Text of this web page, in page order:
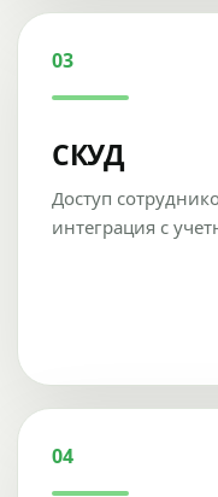
03
СКУД
Доступ
интеграция с
04